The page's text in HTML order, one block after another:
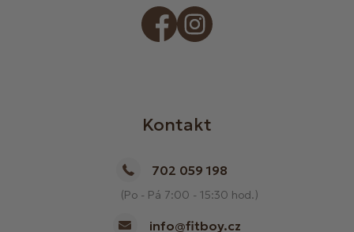
Kontakt
702 059 198
(Po - Pá 7:00 - 15:30 hod.)
info@fitboy.cz